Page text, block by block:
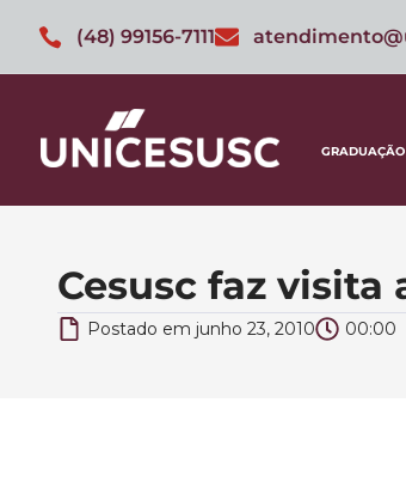
(48) 99156-7111
GRADUAÇÃO
Cesusc faz visita
Postado em junho 23, 2010 00:00